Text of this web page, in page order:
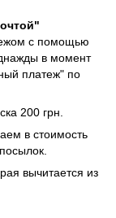
с помощью
в момент
платеж" по
200 грн.
в стоимость
вычитается из